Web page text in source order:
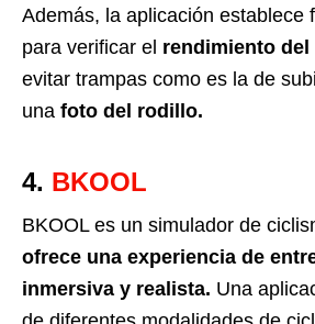
Además, la aplicación establece
para verificar el rendimiento
evitar trampas como es la de
una foto del rodillo.
4. BKOOL
BKOOL es un simulador de
ofrece una experiencia de
inmersiva y realista. Una